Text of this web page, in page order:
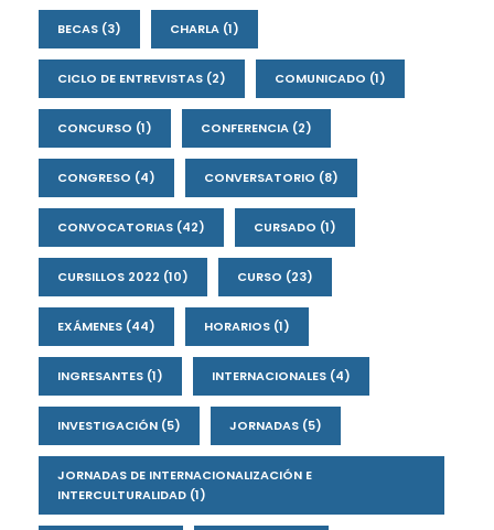
BECAS (3) CHARLA (1)
CICLO DE ENTREVISTAS (2) COMUNICADO (1)
CONCURSO (1) CONFERENCIA (2)
CONGRESO (4) CONVERSATORIO (8)
CONVOCATORIAS (42) CURSADO (1)
CURSILLOS 2022 (10) CURSO (23)
EXÁMENES (44) HORARIOS (1)
INGRESANTES (1) INTERNACIONALES (4)
INVESTIGACIÓN (5) JORNADAS (5)
JORNADAS DE INTERNACIONALIZACIÓN E
INTERCULTURALIDAD (1)